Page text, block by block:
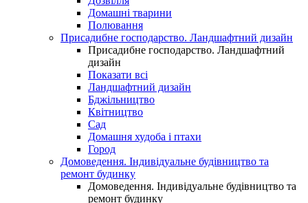
Домашні тварини
Полювання
Присадибне господарство. Ландшафтний дизайн
Присадибне господарство. Ландшафтний
дизайн
Показати всі
Ландшафтний дизайн
Бджільництво
Квітництво
Сад
Домашня худоба і птахи
Город
Домоведення. Індивідуальне будівництво та
ремонт будинку
Домоведення. Індивідуальне будівництво та
ремонт будинку